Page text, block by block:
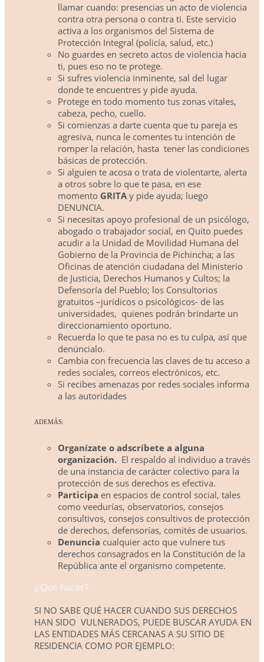
llamar cuando: presencias un acto de violencia
contra otra persona o contra ti. Este servicio
activa a los organismos del Sistema de
Protección Integral (policía, salud, etc.)
No guardes en secreto actos de violencia hacia
ti, pues eso no te protege.
Si sufres violencia inminente, sal del lugar
donde te encuentres y pide ayuda.
Protege en todo momento tus zonas vitales,
cabeza, pecho, cuello.
Si comienzas a darte cuenta que tu pareja es
agresiva, nunca le comentes tu intención de
romper la relación, hasta tener las condiciones
básicas de protección.
Si alguien te acosa o trata de violentarte, alerta
a otros sobre lo que te pasa, en ese
momento GRITAy pide ayuda; luego
DENUNCIA.
Si necesitas apoyo profesional de un psicólogo,
abogado o trabajador social, en Quito puedes
acudir a la Unidad de Movilidad Humana del
Gobierno de la Provincia de Pichincha; a las
Oficinas de atención ciudadana del Ministerio
de Justicia, Derechos Humanos y Cultos; la
Defensoría del Pueblo; los Consultorios
gratuitos –jurídicos o psicológicos- de las
universidades, quienes podrán brindarte un
direccionamiento oportuno.
Recuerda lo que te pasa no es tu culpa, así que
denúncialo.
Cambia con frecuencia las claves de tu acceso a
redes sociales, correos electrónicos, etc.
Si recibes amenazas por redes sociales informa
a las autoridades
ADEMÁS:
Organízate o adscríbete a alguna
organización. El respaldo al individuo a través
de una instancia de carácter colectivo para la
protección de sus derechos es efectiva.
Participa en espacios de control social, tales
como veedurías, observatorios, consejos
consultivos, consejos consultivos de protección
de derechos, defensorías, comités de usuarios.
Denuncia cualquier acto que vulnere tus
derechos consagrados en la Constitución de la
República ante el organismo competente.
¿Qué hacer?
SI NO SABE QUÉ HACER CUANDO SUS DERECHOS
HAN SIDO VULNERADOS, PUEDE BUSCAR AYUDA EN
LAS ENTIDADES MÁS CERCANAS A SU SITIO DE
RESIDENCIA COMO POR EJEMPLO: